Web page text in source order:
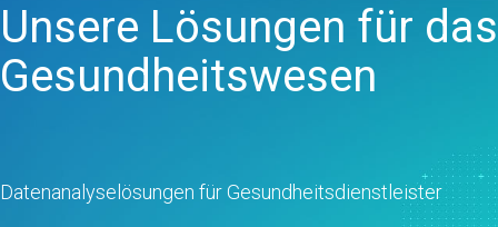
Unsere Lösungen für das
Gesundheitswesen
Datenanalyselösungen für Gesundheitsdienstleister